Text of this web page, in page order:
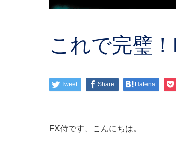
これで完璧
Tweet Share Hatena
FX侍です、こんにちは。